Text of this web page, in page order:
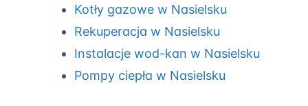
Kotły gazowe w Nasielsku
Rekuperacja w Nasielsku
Instalacje wod-kan w Nasielsku
Pompy ciepła w Nasielsku